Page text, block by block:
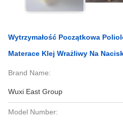
Wytrzymałość Początkowa
Materace Klej Wrażliwy Na
Brand Name:
Wuxi East Group
Model Number: